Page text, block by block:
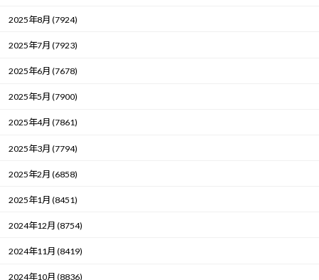
2025年8月 (7924)
2025年7月 (7923)
2025年6月 (7678)
2025年5月 (7900)
2025年4月 (7861)
2025年3月 (7794)
2025年2月 (6858)
2025年1月 (8451)
2024年12月 (8754)
2024年11月 (8419)
2024年10月 (8836)